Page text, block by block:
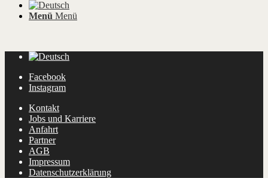
Menü Menü
Facebook
Instagram
Kontakt
Jobs und Karriere
Anfahrt
Partner
AGB
Impressum
Datenschutzerklärung